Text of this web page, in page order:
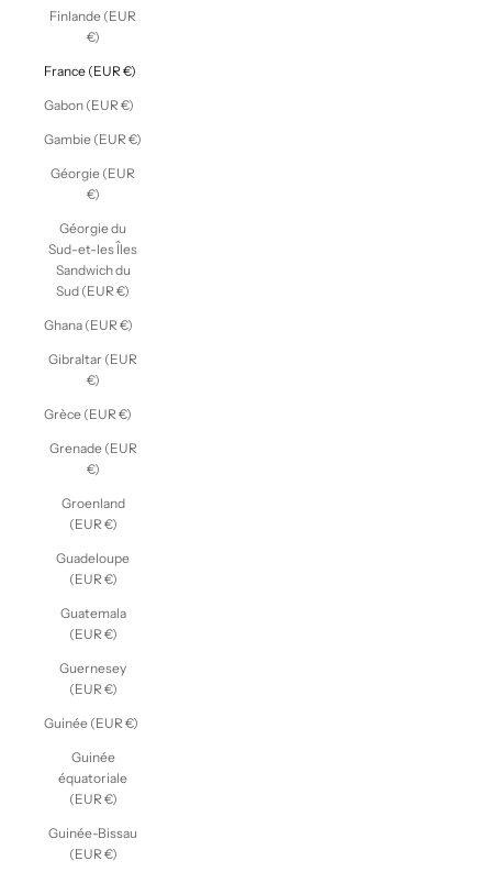
Finlande (EUR
€)
France (EUR €)
Gabon (EUR €)
Gambie (EUR €)
Géorgie (EUR
€)
Géorgie du
Sud-et-les Îles
Sandwich du
Sud (EUR €)
Ghana (EUR €)
Gibraltar (EUR
€)
Grèce (EUR €)
Grenade (EUR
€)
Groenland
(EUR €)
Guadeloupe
(EUR €)
Guatemala
(EUR €)
Guernesey
(EUR €)
Guinée (EUR €)
Guinée
équatoriale
(EUR €)
Guinée-Bissau
(EUR €)